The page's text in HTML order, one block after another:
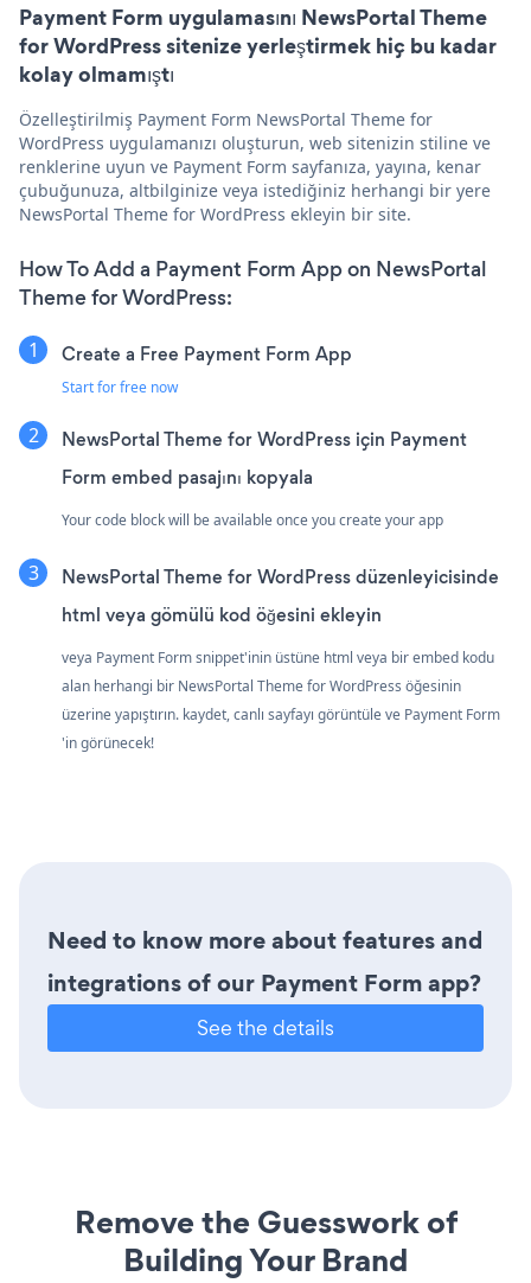
Payment Form uygulamasını NewsPortal Theme
for WordPress sitenize yerleştirmek hiç bu kadar
kolay olmamıştı
Özelleştirilmiş Payment Form NewsPortal Theme for
WordPress uygulamanızı oluşturun, web sitenizin stiline ve
renklerine uyun ve Payment Form sayfanıza, yayına, kenar
çubuğunuza, altbilginize veya istediğiniz herhangi bir yere
NewsPortal Theme for WordPress ekleyin bir site.
How To Add a Payment Form App on NewsPortal
Theme for WordPress:
Create a Free Payment Form App
Start for free now
NewsPortal Theme for WordPress için Payment
Form embed pasajını kopyala
Your code block will be available once you create your app
NewsPortal Theme for WordPress düzenleyicisinde
html veya gömülü kod öğesini ekleyin
veya Payment Form snippet'inin üstüne html veya bir embed kodu
alan herhangi bir NewsPortal Theme for WordPress öğesinin
üzerine yapıştırın. kaydet, canlı sayfayı görüntüle ve Payment Form
'in görünecek!
Need to know more about features and
integrations of our Payment Form app?
See the details
Remove the Guesswork of
Building Your Brand